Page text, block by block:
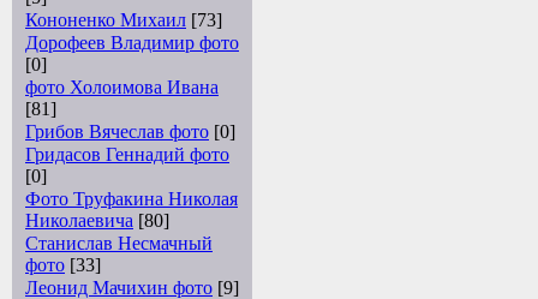
Кононенко Михаил [73]
Дорофеев Владимир фото
[0]
фото Холоимова Ивана
[81]
Грибов Вячеслав фото [0]
Гридасов Геннадий фото
[0]
Фото Труфакина Николая
Николаевича [80]
Станислав Несмачный
фото [33]
Леонид Мачихин фото [9]